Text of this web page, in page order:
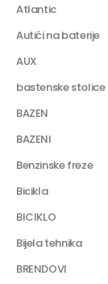
Atlantic
Autići na baterije
AUX
bastenske stolice
BAZEN
BAZENI
Benzinske freze
Bicikla
BICIKLO
Bijela tehnika
BRENDOVI